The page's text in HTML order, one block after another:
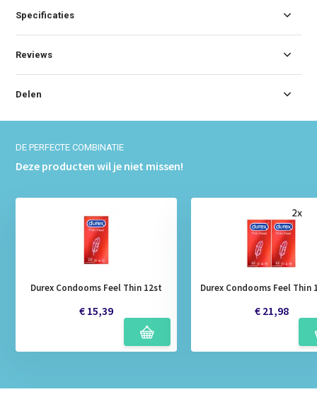
Specificaties
Reviews
Delen
DE PERFECTE COMBINATIE
Deze producten wil je niet missen!
Durex Condooms Feel Thin 12st
€ 15,39
Durex Condooms Feel Thin
€ 21,98